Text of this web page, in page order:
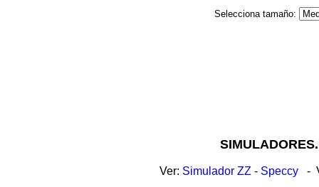
Selecciona tamaño:
Ver: Simulador ZZ - Speccy -